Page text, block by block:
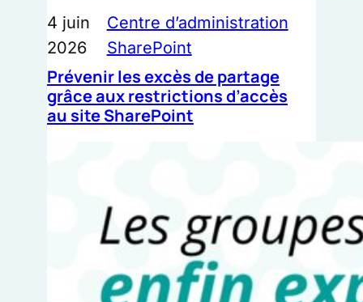
4 juin
2026
Centre d’administration
SharePoint
Prévenir les excès de partage
grâce aux restrictions d’accès
au site SharePoint